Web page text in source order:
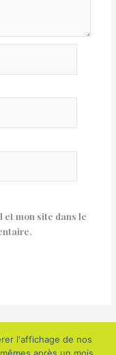
mon site dans le
l'affichage de nos